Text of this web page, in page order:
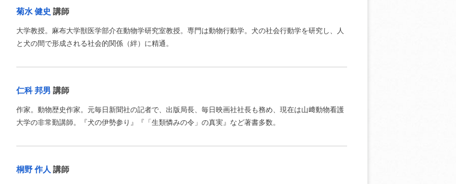
菊水 健史 講師
大学教授。麻布大学獣医学部介在動物学研究室教授。専門は動物行動学。犬の社会行動学を研究し、人
と犬の間で形成される社会的関係（絆）に精通。
仁科 邦男 講師
作家。動物歴史作家。元毎日新聞社の記者で、出版局長、毎日映画社社長も務め、現在は山﨑動物看護
大学の非常勤講師。『犬の伊勢参り』『「生類憐みの令」の真実』など著書多数。
桐野 作人 講師